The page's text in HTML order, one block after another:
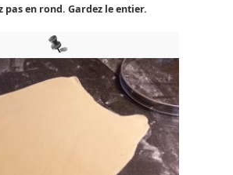
pas en rond. Gardez le entier.